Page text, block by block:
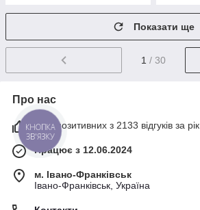
Показати ще
1 / 30
Про нас
99% позитивних з 2133 відгуків за рік
Працює з 12.06.2024
м. Івано-Франківськ
Івано-Франківськ, Україна
КНОПКА
ЗВ'ЯЗКУ